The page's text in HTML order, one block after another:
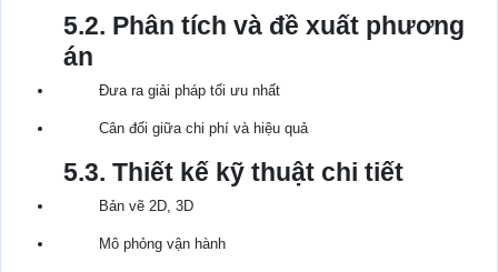
5.2. Phân tích và đề xuất phương
án
Đưa ra giải pháp tối ưu nhất
Cân đối giữa chi phí và hiệu quả
5.3. Thiết kế kỹ thuật chi tiết
Bản vẽ 2D, 3D
Mô phỏng vận hành